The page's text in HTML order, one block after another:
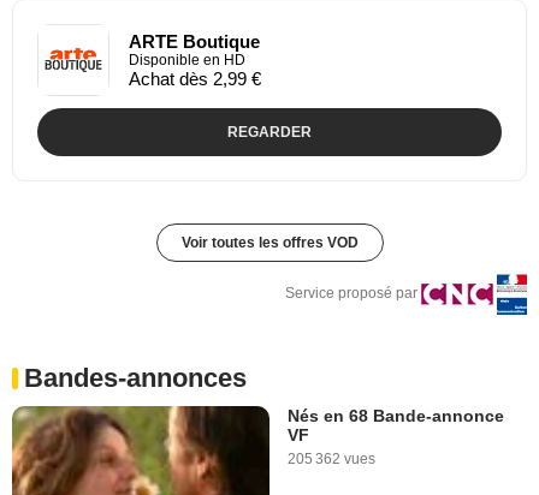
ARTE Boutique
Disponible en HD
Achat dès 2,99 €
REGARDER
Voir toutes les offres VOD
Service proposé par
Bandes-annonces
Nés en 68 Bande-annonce
VF
205 362 vues